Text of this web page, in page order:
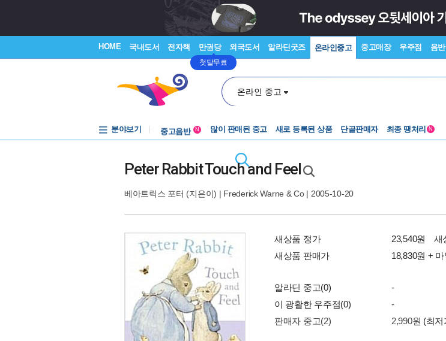
HOME 국내도서 전자책 만권당
첫달무료
외국도서 알라딘굿즈 온라인중고 중고매장 우주점 음반
온라인 중고
분야보기
중고음반
N 많이 판매된 중고 새로 등록된 상품 단골판매자 최종 땡처리 N
Peter Rabbit Touch and Feel
베아트릭스 포터 (지은이) | Frederick Warne & Co | 2005-10-20
새상품 정가 23,540원
새
새상품 판매가
18,830원 +
알라딘 중고(0)
-
이 광활한 우주점(0)
-
판매자 중고(2)
2,990원 (최저